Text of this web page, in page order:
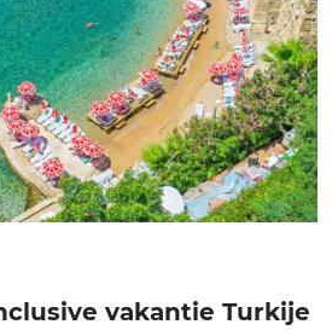
vakantie Turkije